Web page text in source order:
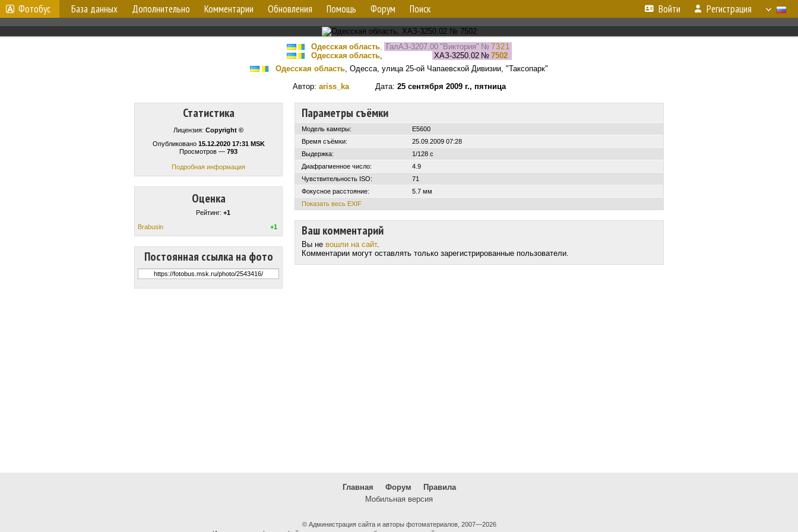
Фотобус База данных Дополнительно Комментарии Обновления Помощь Форум Поиск Войти Регистрация
Одесская область, ГалАЗ-3207.00 "Виктория" № 7321
Одесская область, ХАЗ-3250.02№ 7502
Одесская область, Одесса, улица 25-ой Чапаевской Дивизии, "Таксопарк"
Автор: ariss_kaДата: 25 сентября 2009 г., пятница
Статистика
Лицензия: Copyright ©
Опубликовано 15.12.2020 17:31 MSK
Просмотров — 793
Подробная информация
Оценка
Рейтинг: +1
Brabusin
+1
Постоянная ссылка на фото
Параметры съёмки
Модель камеры:
E5600
Время съёмки:
25.09.2009 07:28
Выдержка:
1/128 с
Диафрагменное число:
4.9
Чувствительность ISO:
71
Фокусное расстояние:
5.7 мм
Показать весь EXIF
Ваш комментарий
Вы не вошли на сайт.
Комментарии могут оставлять только зарегистрированные пользователи.
Главная Форум
Правила
Мобильная версия
© Администрация сайта и авторы фотоматериалов, 2007—2026